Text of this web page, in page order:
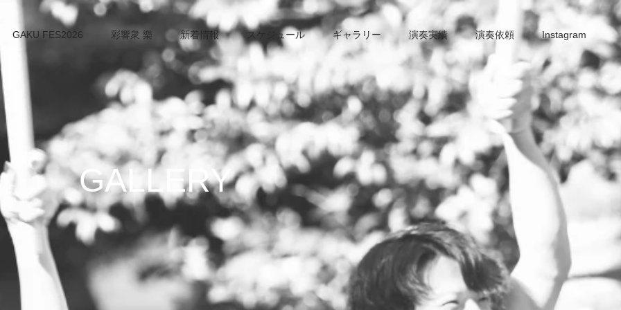
GAKU FES2026 彩響衆 樂 新着情報 スケジュール ギャラリー 演奏実績 演奏依頼 Instagram
GALLERY